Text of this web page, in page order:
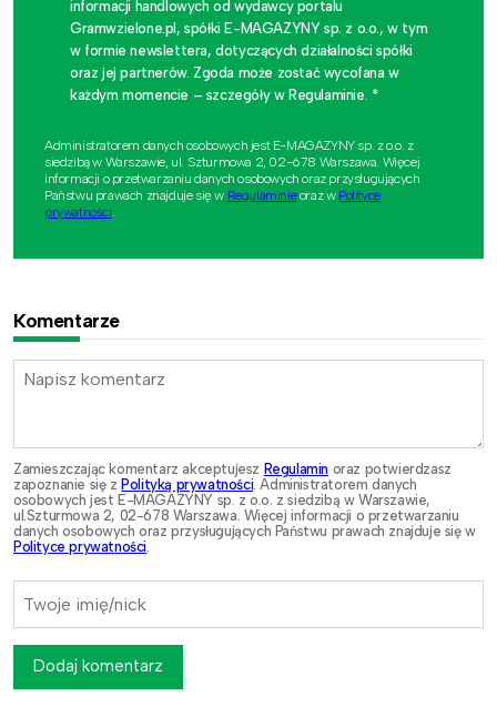
informacji handlowych od wydawcy portalu
Gramwzielone.pl, spółki E-MAGAZYNY sp. z o.o., w tym
w formie newslettera, dotyczących działalności spółki
oraz jej partnerów. Zgoda może zostać wycofana w
każdym momencie – szczegóły w Regulaminie. *
Administratorem danych osobowych jest E-MAGAZYNY sp. z o.o. z
siedzibą w Warszawie, ul. Szturmowa 2, 02-678 Warszawa. Więcej
informacji o przetwarzaniu danych osobowych oraz przysługujących
Państwu prawach znajduje się w Regulaminieoraz w Polityce
prywatności
Komentarze
Zamieszczając komentarz akceptujesz Regulamin oraz potwierdzasz
zapoznanie się z Polityką prywatności. Administratorem danych
osobowych jest E-MAGAZYNY sp. z o.o. z siedzibą w Warszawie,
ul.Szturmowa 2, 02-678 Warszawa. Więcej informacji o przetwarzaniu
danych osobowych oraz przysługujących Państwu prawach znajduje się w
Polityce prywatności.
Dodaj komentarz